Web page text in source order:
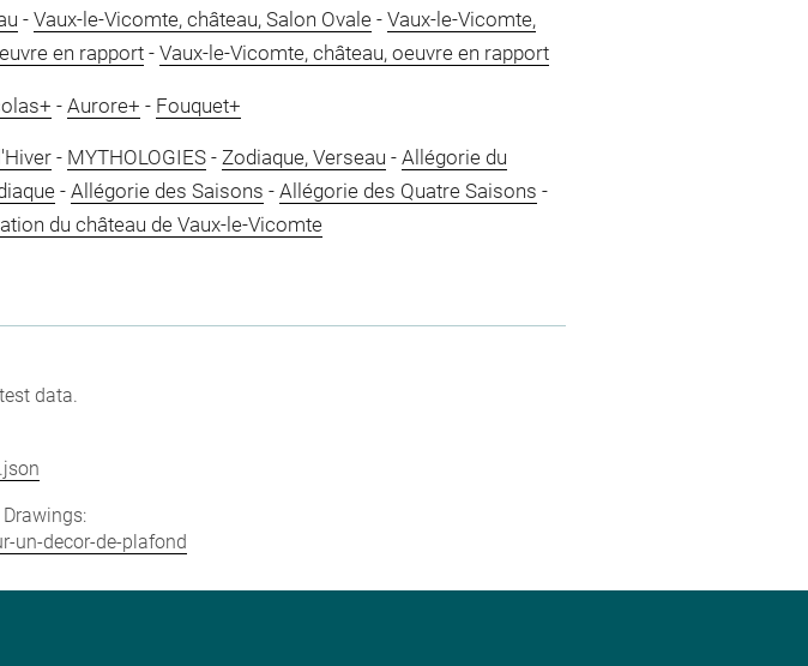
- Vaux-le-Vicomte, château, Salon Ovale- Vaux-le-Vicomte,
en rapport- Vaux-le-Vicomte, château, oeuvre en rapport
- Aurore+ - Fouquet+
- MYTHOLOGIES- Zodiaque, Verseau - Allégorie du
- Allégorie des Saisons - Allégorie des Quatre Saisons -
du château de Vaux-le-Vicomte
data.
un-decor-de-plafond